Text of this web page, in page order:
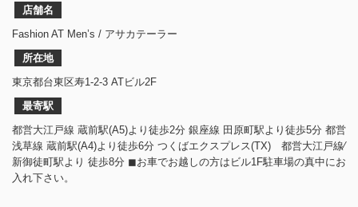
店舗名
Fashion AT Men’s / アサカテーラー
所在地
東京都台東区寿1-2-3 ATビル2F
最寄駅
都営大江戸線 蔵前駅(A5)より徒歩2分 銀座線 田原町駅より徒歩5分 都営
浅草線 蔵前駅(A4)より徒歩6分 つくばエクスプレス(TX) 都営大江戸線⁄
新御徒町駅より 徒歩8分 ◼︎お車でお越しの方はビル1F駐車場の真中にお
入れ下さい。